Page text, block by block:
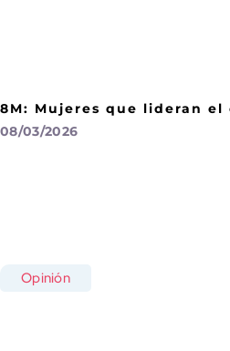
8M: Mujeres que lideran el
08/03/2026
Opinión